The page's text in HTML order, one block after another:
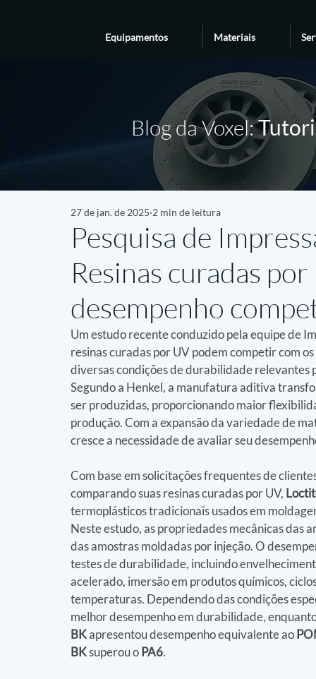
Equipamentos Materiais
Blog da Voxel:
Pesquisa de
Resinas curadas
desempenho
27 de jan. de 2025 2 min de leitura
Um estudo recente conduzido pela equipe de
resinas curadas por UV podem competir com
diversas condições de durabilidade relevantes
Segundo a Henkel, a manufatura aditiva
ser produzidas, proporcionando maior
produção. Com a expansão da variedade de
cresce a necessidade de avaliar seu
Com base em solicitações frequentes de
comparando suas resinas curadas por UV,
termoplásticos tradicionais usados em
Neste estudo, as propriedades mecânicas das
das amostras moldadas por injeção. O
testes de durabilidade, incluindo
acelerado, imersão em produtos químicos,
temperaturas. Dependendo das condições
melhor desempenho em durabilidade,
BK apresentou desempenho equivalente ao
BK superou o PA6.